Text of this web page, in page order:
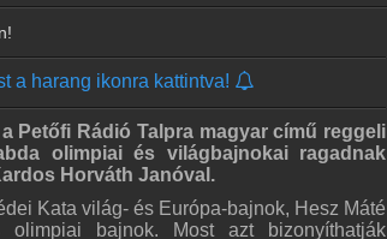
a harang ikonra kattintva!
Petőfi Rádió Talpra magyar című reggeli
olimpiai és világbajnokai ragadnak
Horváth Janóval.
Kata világ- és Európa-bajnok, Hesz Máté
bajnok. Most azt bizonyíthatják